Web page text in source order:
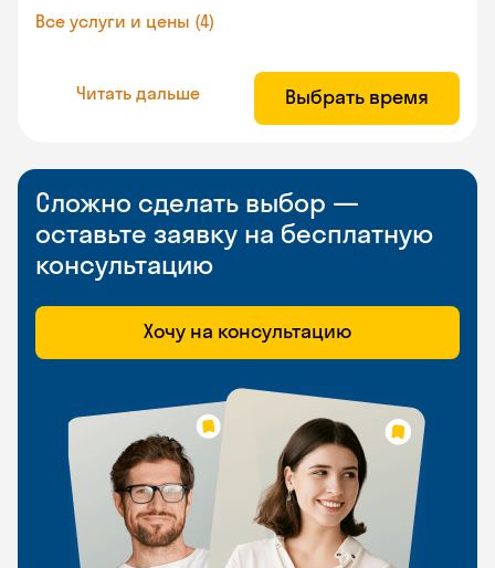
Все услуги и цены (4)
Читать дальше Выбрать время
Сложно сделать выбор —
оставьте заявку на бесплатную
консультацию
Хочу на консультацию